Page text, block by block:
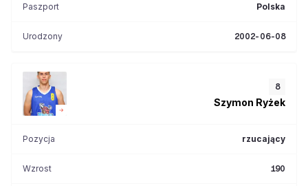
Paszport Polska
Urodzony 2002-06-08
8
Szymon Ryżek
Pozycja rzucający
Wzrost 190